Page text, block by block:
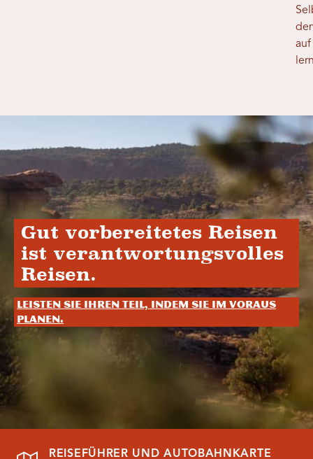
auf
Gut vorbereitetes Reisen
ist verantwortungsvolles
Reisen.
Leisten Sie Ihren Teil, indem Sie im Voraus
planen.
REISEFÜHRER UND AUTOBAHNKARTE